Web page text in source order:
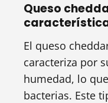
Queso
El queso
caracteriza por
humedad, lo
bacterias. Este